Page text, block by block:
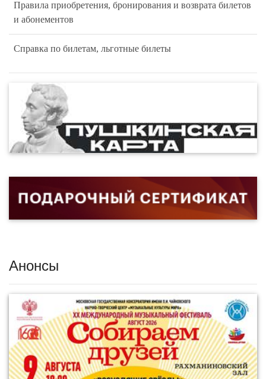
Правила приобретения, бронирования и возврата билетов
и абонементов
Справка по билетам, льготные билеты
Анонсы